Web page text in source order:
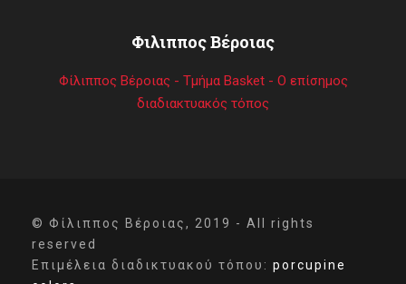
Φιλιππος Βέροιας
Φίλιππος Βέροιας - Τμήμα Basket - Ο επίσημος
διαδιακτυακός τόπος
© Φίλιππος Βέροιας, 2019 - All rights
reserved
Επιμέλεια διαδικτυακού τόπου: porcupine